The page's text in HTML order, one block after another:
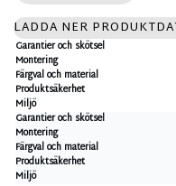
LADDA NER
Garantier och skötsel
Montering
Färgval och material
Produktsäkerhet
Miljö
Garantier och skötsel
Montering
Färgval och material
Produktsäkerhet
Miljö